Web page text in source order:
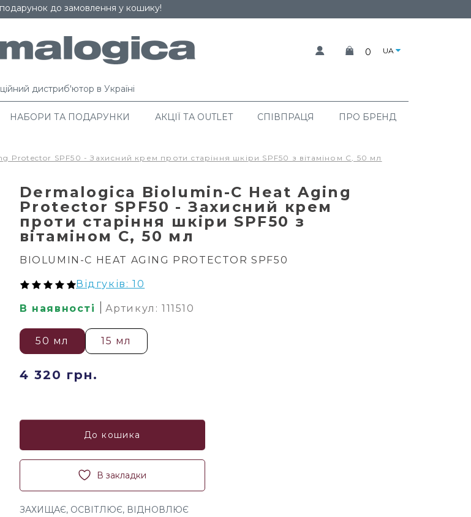
до замовлення у кошику!
0 UA
дистриб'ютор в Україні
НАБОРИ ТА ПОДАРУНКИ АКЦІЇ ТА OUTLET СПІВПРАЦЯ ПРО БРЕНД
Protector SPF50 - Захисний крем проти старіння шкіри SPF50 з вітаміном С, 50 мл
Dermalogica Biolumin-C Heat Aging
Protector SPF50 - Захисний крем
проти старіння шкіри SPF50 з
вітаміном С, 50 мл
BIOLUMIN-C HEAT AGING PROTECTOR SPF50
Відгуків: 10
В наявності Артикул: 111510
50 мл 15 мл
4 320 грн.
До кошика
В закладки
ЗАХИЩАЄ, ОСВІТЛЮЄ, ВІДНОВЛЮЄ